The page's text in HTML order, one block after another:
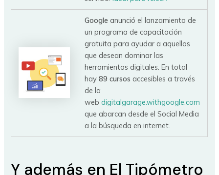
Google anunció el lanzamiento de
un programa de capacitación
gratuita para ayudar a aquellos
que desean dominar las
herramientas digitales. En total
hay89 cursos accesibles a través
de la
webdigitalgarage.withgoogle.com
que abarcan desde el Social Media
a la búsqueda en internet.
Y además en El Tipómetro